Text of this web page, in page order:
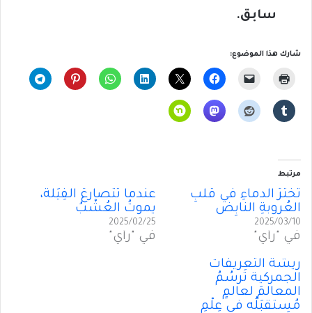
سابق.
شارك هذا الموضوع:
مرتبط
تَخَثُّرُ الدماءِ في قَلبِ
العُروبةِ النابِض
2025/03/10
في "رأي"
عندما تتصارعُ الفِيَلةُ،
يموتُ العُشْبُ
2025/02/25
في "رأي"
ريشةُ التعريفات
الجمركية تَرسُمُ
المعالمَ لعالمٍ
مُستقبَلُه في عِلْمِ